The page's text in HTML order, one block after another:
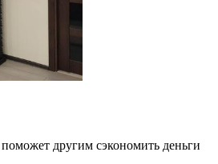
другим сэкономить деньги